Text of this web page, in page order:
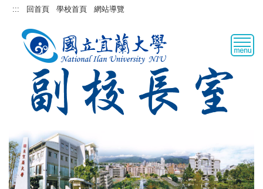
跳::: 回首頁 學校首頁 網站導覽